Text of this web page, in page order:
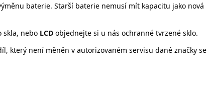
baterie. Starší baterie nemusí mít kapacitu jako nová
skla, nebo LCD objednejte si u nás ochranné tvrzené sklo.
který není měněn v autorizovaném servisu dané značky se